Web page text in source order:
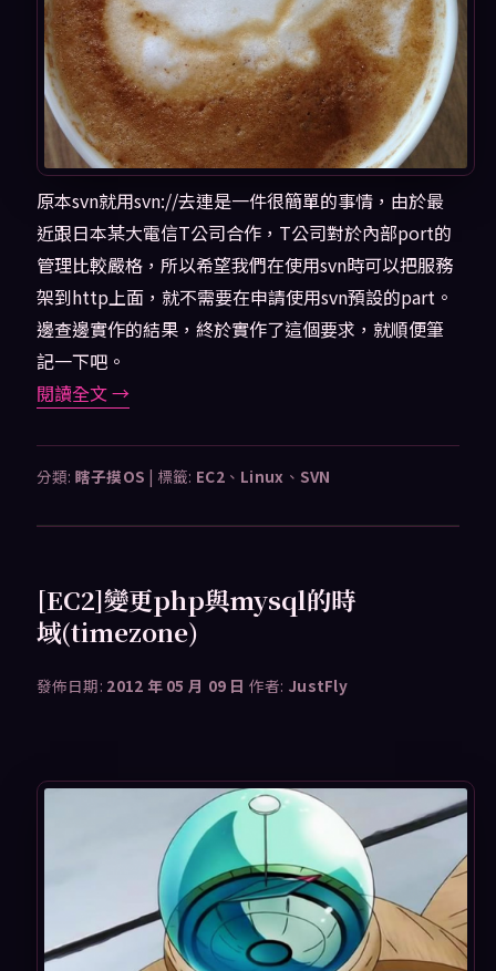
原本svn就用svn://去連是一件很簡單的事情，由於最
近跟日本某大電信T公司合作，T公司對於內部port的
管理比較嚴格，所以希望我們在使用svn時可以把服務
架到http上面，就不需要在申請使用svn預設的part。
邊查邊實作的結果，終於實作了這個要求，就順便筆
記一下吧。
閱讀全文→
分類: 瞎子摸OS | 標籤: EC2、 Linux 、 SVN
[EC2]變更php與mysql的時
域(timezone)
發佈日期: 2012 年 05 月 09 日 作者: JustFly